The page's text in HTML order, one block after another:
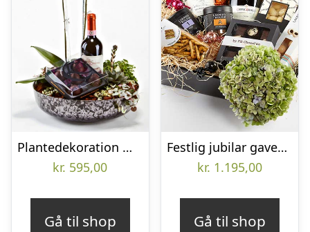
Plantedekoration med vin og lækker chokolade – Send blomster med Bloomit
kr. 595,00
Gå til shop
Festlig jubilar gavekasse – Send blomster med Bloomit
kr. 1.195,00
Gå til shop